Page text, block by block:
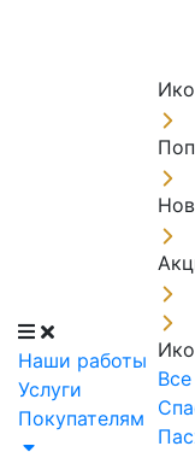
Наши работы
Услуги
Покупателям